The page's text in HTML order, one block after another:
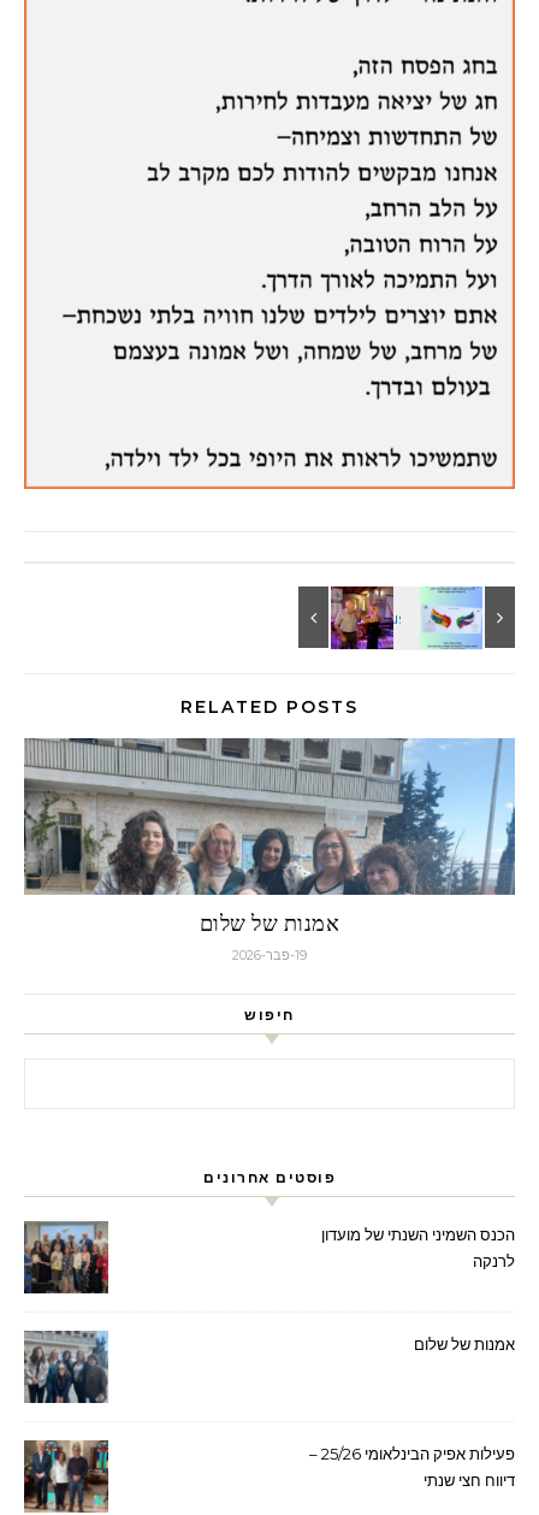
RELATED POSTS
אמנות של שלום
19-פבר-2026
חיפוש
פוסטים אחרונים
הכנס השמיני השנתי של מועדון
לרנקה
אמנות של שלום
פעילות אפיק הבינלאומי 25/26 –
דיווח חצי שנתי